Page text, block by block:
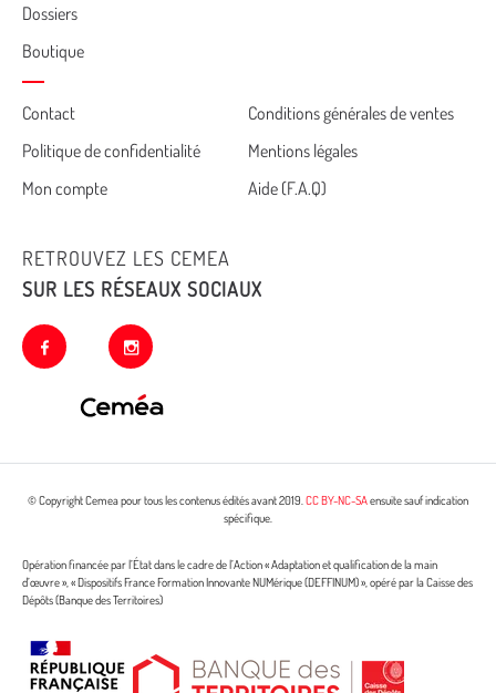
Dossiers
Boutique
Cemea
footer
Contact
Conditions générales de ventes
Politique de confidentialité
Mentions légales
Mon compte
Aide (F.A.Q)
RETROUVEZ LES CEMEA
SUR LES RÉSEAUX SOCIAUX
facebook instagram
© Copyright Cemea pour tous les contenus édités avant 2019.CC BY-NC-SAensuite sauf indication
spécifique.
Opération financée par l’État dans le cadre de l’Action « Adaptation et qualification de la main
d’œuvre », « Dispositifs France Formation Innovante NUMérique (DEFFINUM) », opéré par la Caisse des
Dépôts (Banque des Territoires)